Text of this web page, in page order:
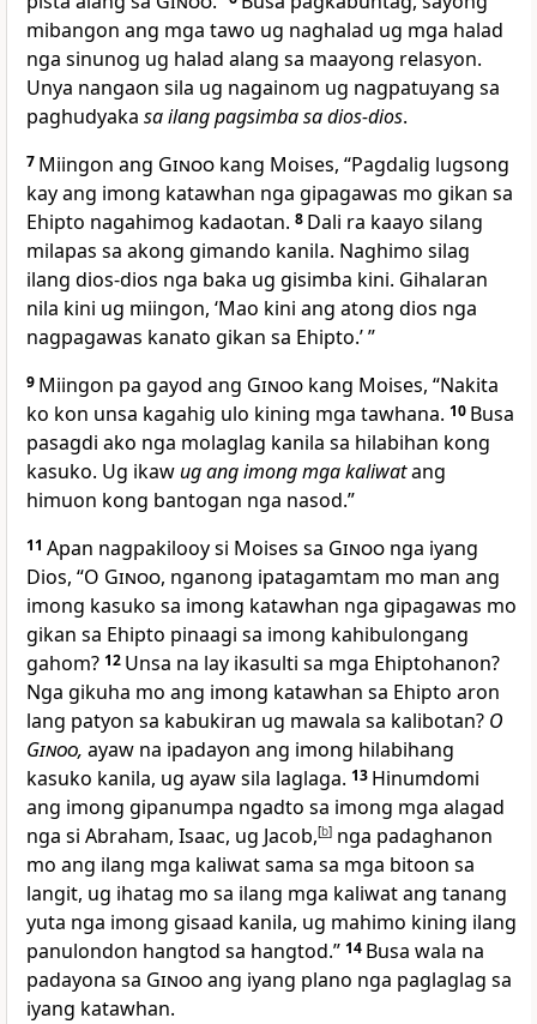
mibangon ang mga tawo ug naghalad ug mga halad
nga sinunog ug halad alang sa maayong relasyon.
Unya nangaon sila ug nagainom ug nagpatuyang sa
paghudyaka sa ilang pagsimba sa dios-dios.
7 Miingon ang Ginoo kang Moises, “Pagdalig lugsong
kay ang imong katawhan nga gipagawas mo gikan sa
Ehipto nagahimog kadaotan. 8 Dali ra kaayo silang
milapas sa akong gimando kanila. Naghimo silag
ilang dios-dios nga baka ug gisimba kini. Gihalaran
nila kini ug miingon, ‘Mao kini ang atong dios nga
nagpagawas kanato gikan sa Ehipto.’ ”
9 Miingon pa gayod ang Ginoo kang Moises, “Nakita
ko kon unsa kagahig ulo kining mga tawhana. 10 Busa
pasagdi ako nga molaglag kanila sa hilabihan kong
kasuko. Ug ikawug ang imong mga kaliwatang
himuon kong bantogan nga nasod.”
11 Apan nagpakilooy si Moises sa Ginoo nga iyang
Dios, “O Ginoo, nganong ipatagamtam mo man ang
imong kasuko sa imong katawhan nga gipagawas mo
gikan sa Ehipto pinaagi sa imong kahibulongang
gahom? 12 Unsa na lay ikasulti sa mga Ehiptohanon?
Nga gikuha mo ang imong katawhan sa Ehipto aron
lang patyon sa kabukiran ug mawala sa kalibotan? O
Ginoo, ayaw na ipadayon ang imong hilabihang
kasuko kanila, ug ayaw sila laglaga. 13 Hinumdomi
ang imong gipanumpa ngadto sa imong mga alagad
nga si Abraham, Isaac, ug Jacob,[b] nga padaghanon
mo ang ilang mga kaliwat sama sa mga bitoon sa
langit, ug ihatag mo sa ilang mga kaliwat ang tanang
yuta nga imong gisaad kanila, ug mahimo kining ilang
panulondon hangtod sa hangtod.” 14 Busa wala na
padayona sa Ginooang iyang plano nga paglaglag sa
iyang katawhan.